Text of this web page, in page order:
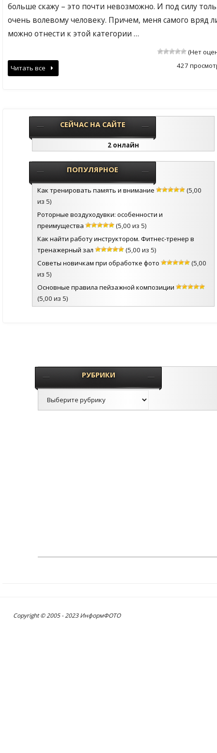
больше скажу – это почти невозможно. И под силу
очень волевому человеку. Причем, меня самого вряд
можно отнести к этой категории …
(Нет
427
Читать все
СЕЙЧАС НА САЙТЕ
2 онлайн
ПОПУЛЯРНОЕ
Как тренировать память и внимание
(5,00
из 5)
Роторные воздуходувки: особенности и
преимущества
(5,00 из 5)
Как найти работу инструктором. Фитнес-тренер в
тренажерный зал
(5,00 из 5)
Советы новичкам при обработке фото
(5,00
из 5)
Основные правила пейзажной композиции
(5,00 из 5)
РУБРИКИ
Copyright © 2005 - 2023 ИнформФОТО